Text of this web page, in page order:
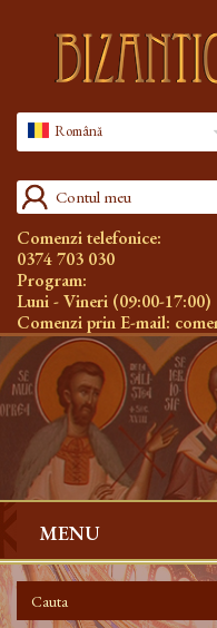
Română
Contul meu
Comenzi telefonice:
0374 703 030
Program:
Luni - Vineri (09:00-17:00)
Comenzi prin E-mail:
MENU